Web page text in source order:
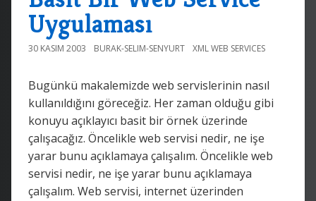
Uygulaması
30 KASIM 2003 BURAK-SELIM-SENYURT XML WEB SERVICES
Bugünkü makalemizde web servislerinin nasıl
kullanıldığını göreceğiz. Her zaman olduğu gibi
konuyu açıklayıcı basit bir örnek üzerinde
çalışacağız. Öncelikle web servisi nedir, ne işe
yarar bunu açıklamaya çalışalım. Öncelikle web
servisi nedir, ne işe yarar bunu açıklamaya
çalışalım. Web servisi, internet üzerinden